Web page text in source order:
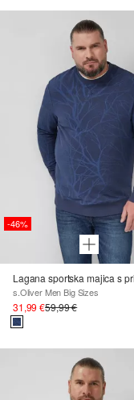
-46%
s.Oliver Men Big Sizes
31,99 €59,99 €